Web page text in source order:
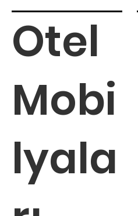
Otel
Mobi
lyala